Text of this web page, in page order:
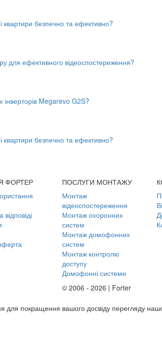
квартири безпечно та ефективно?
для ефективного відеоспостереження?
інверторів Megarevo G2S?
квартири безпечно та ефективно?
ФОРТЕР
ПОСЛУГИ МОНТАЖУ
Монтаж
відеоспостереження
Монтаж охоронних
систем
Монтаж домофонних
систем
Монтаж контролю
доступу
Домофонні системи
© 2006 - 2026 | Forter
для покращення вашого досвіду перегляду